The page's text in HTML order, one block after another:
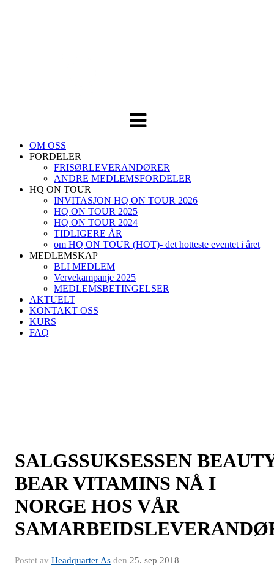
OM OSS
FORDELER
FRISØRLEVERANDØRER
ANDRE MEDLEMSFORDELER
HQ ON TOUR
INVITASJON HQ ON TOUR 2026
HQ ON TOUR 2025
HQ ON TOUR 2024
TIDLIGERE ÅR
om HQ ON TOUR (HOT)- det hotteste eventet i året
MEDLEMSKAP
BLI MEDLEM
Vervekampanje 2025
MEDLEMSBETINGELSER
AKTUELT
KONTAKT OSS
KURS
FAQ
SALGSSUKSESSEN
BEAR VITAMINS NÅ I
NORGE HOS VÅR
Postet av Headquarter As den 25. sep 2018